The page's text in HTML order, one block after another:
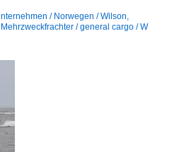
/ Norwegen / Wilson,
/ general cargo / W